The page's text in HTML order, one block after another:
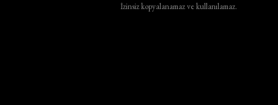
İzinsiz kopyalanamaz ve kullanılamaz.